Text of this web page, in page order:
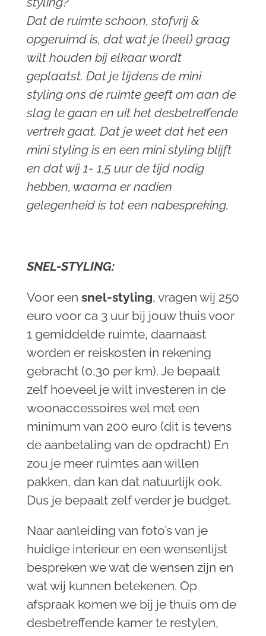
Dat de ruimte schoon, stofvrij &
opgeruimd is, dat wat je (heel) graag
wilt houden bij elkaar wordt
geplaatst. Dat je tijdens de mini
styling ons de ruimte geeft om aan de
slag te gaan en uit het desbetreffende
vertrek gaat. Dat je weet dat het een
mini styling is en een mini styling blijft
en dat wij 1- 1,5 uur de tijd nodig
hebben, waarna er nadien
gelegenheid is tot een nabespreking.
SNEL-STYLING:
Voor een snel-styling, vragen wij 250
euro voor ca 3 uur bij jouw thuis voor
1 gemiddelde ruimte, daarnaast
worden er reiskosten in rekening
gebracht (0,30 per km). Je bepaalt
zelf hoeveel je wilt investeren in de
woonaccessoires wel met een
minimum van 200 euro (dit is tevens
de aanbetaling van de opdracht) En
zou je meer ruimtes aan willen
pakken, dan kan dat natuurlijk ook.
Dus je bepaalt zelf verder je budget.
Naar aanleiding van foto’s van je
huidige interieur en een wensenlijst
bespreken we wat de wensen zijn en
wat wij kunnen betekenen. Op
afspraak komen we bij je thuis om de
desbetreffende kamer te restylen,